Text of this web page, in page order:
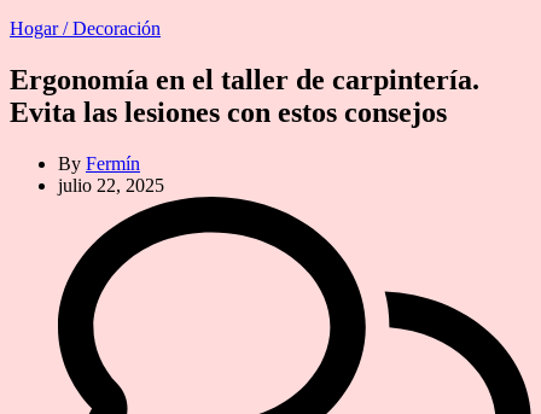
Categories
Hogar / Decoración
Ergonomía en el taller de carpintería.
Evita las lesiones con estos consejos
By Fermín
julio 22, 2025